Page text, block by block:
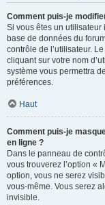
Comment puis-je
Si vous êtes un utilisateur
base de données du
contrôle de l’utilisateur.
cliquant sur votre nom
système vous permettra
préférences.
Haut
Comment puis-je
en ligne ?
Dans le panneau de
vous trouverez l’option «
option, vous ne serez
vous-même. Vous serez
invisible.